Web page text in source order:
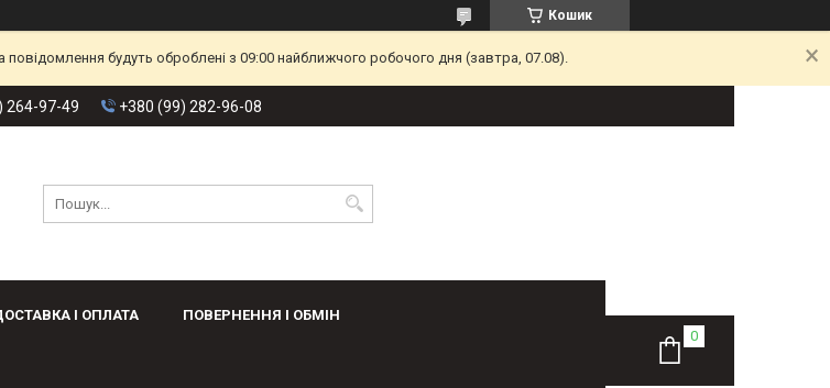
Кошик
повідомлення будуть оброблені з 09:00 найближчого робочого дня (завтра, 07.08).
264-97-49 +380 (99) 282-96-08
І ОПЛАТА ПОВЕРНЕННЯ І ОБМІН